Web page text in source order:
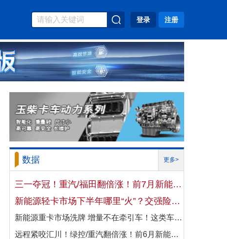
登录 注册
数据 更多>
三一夺冠！重汽/福田翻倍涨！前7月新能源自卸车大增106%！
新能源轻卡市场下半年哪里“火”？交强险数据揭秘机会
新能源重卡市场洗牌 增量不在牵引车！这类车增速破100%
远程紧咬汇川！绿控/重汽翻倍涨！前6月新能源商用车电机十强生变！